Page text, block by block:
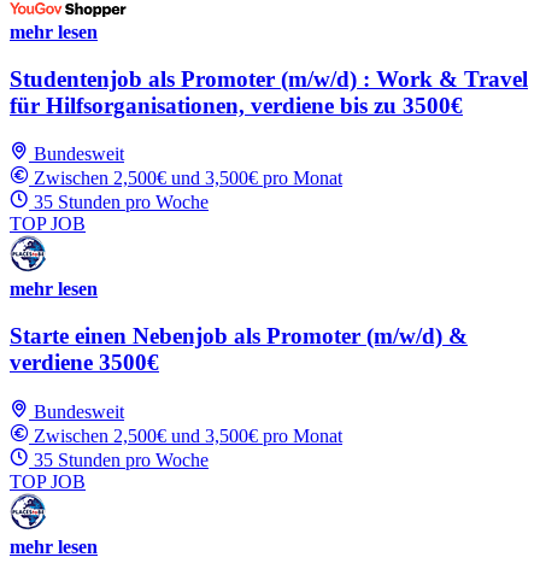
mehr lesen
Studentenjob als Promoter (m/w/d) : Work & Travel
für Hilfsorganisationen, verdiene bis zu 3500€
Bundesweit
Zwischen 2,500€ und 3,500€ pro Monat
35 Stunden pro Woche
TOP JOB
mehr lesen
Starte einen Nebenjob als Promoter (m/w/d) &
verdiene 3500€
Bundesweit
Zwischen 2,500€ und 3,500€ pro Monat
35 Stunden pro Woche
TOP JOB
mehr lesen